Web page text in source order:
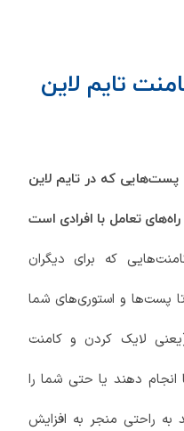
تایم لاین
که در تایم لاین
تعامل با افرادی است
که برای دیگران
پست‌ها و استوری‌های شما
لایک کردن و کامنت
دهند یا حتی شما را
به راحتی منجر به افزایش